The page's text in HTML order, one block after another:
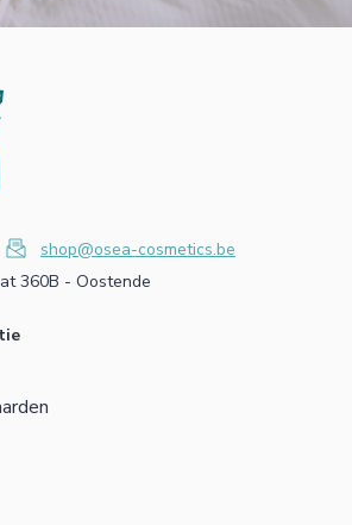
shop@osea-cosmetics.be
360B - Oostende